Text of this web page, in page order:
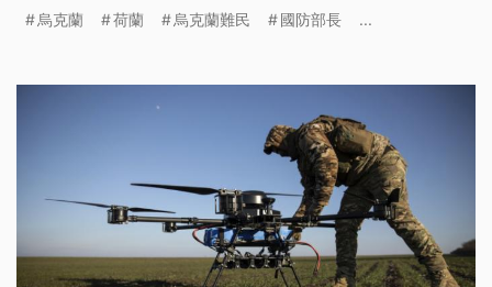
烏克蘭 荷蘭 烏克蘭難民 國防部長 ...